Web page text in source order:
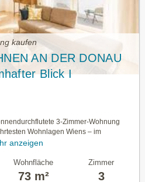
kaufen
AN DER DONAU
Blick I
I moderne &
Raffstores3-Zimmer-Wohnung
Wohnlagen Wiens – im
anzeigen
Wohnfläche
73 m²
Zimmer
3